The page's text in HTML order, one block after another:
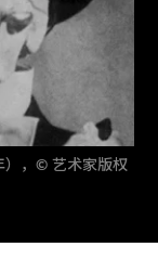
），© 艺术家版权